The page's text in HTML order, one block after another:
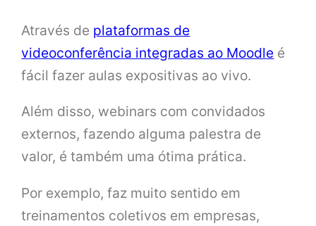
Através de plataformas de
videoconferência integradas ao Moodle é
fácil fazer aulas expositivas ao vivo.
Além disso, webinars com convidados
externos, fazendo alguma palestra de
valor, é também uma ótima prática.
Por exemplo, faz muito sentido em
treinamentos coletivos em empresas,